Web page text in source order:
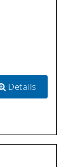
Details